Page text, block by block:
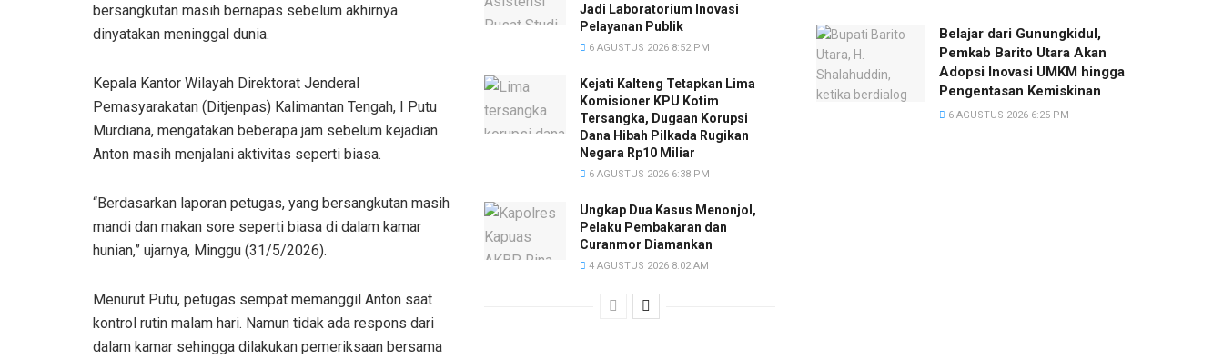
Jadi Laboratorium Inovasi
Pelayanan Publik
6 AGUSTUS 2026 8:52 PM
Kejati Kalteng Tetapkan Lima
Komisioner KPU Kotim
Tersangka, Dugaan Korupsi
Dana Hibah Pilkada Rugikan
Negara Rp10 Miliar
6 AGUSTUS 2026 6:38 PM
Ungkap Dua Kasus Menonjol,
Pelaku Pembakaran dan
Curanmor Diamankan
4 AGUSTUS 2026 8:02 AM
bersangkutan masih bernapas sebelum akhirnya
dinyatakan meninggal dunia.
Kepala Kantor Wilayah Direktorat Jenderal
Pemasyarakatan (Ditjenpas) Kalimantan Tengah, I Putu
Murdiana, mengatakan beberapa jam sebelum kejadian
Anton masih menjalani aktivitas seperti biasa.
“Berdasarkan laporan petugas, yang bersangkutan masih
mandi dan makan sore seperti biasa di dalam kamar
hunian,” ujarnya, Minggu (31/5/2026).
Menurut Putu, petugas sempat memanggil Anton saat
kontrol rutin malam hari. Namun tidak ada respons dari
dalam kamar sehingga dilakukan pemeriksaan bersama
Belajar dari Gunungkidul,
Pemkab Barito Utara Akan
Adopsi Inovasi UMKM hingga
Pengentasan Kemiskinan
6 AGUSTUS 2026 6:25 PM